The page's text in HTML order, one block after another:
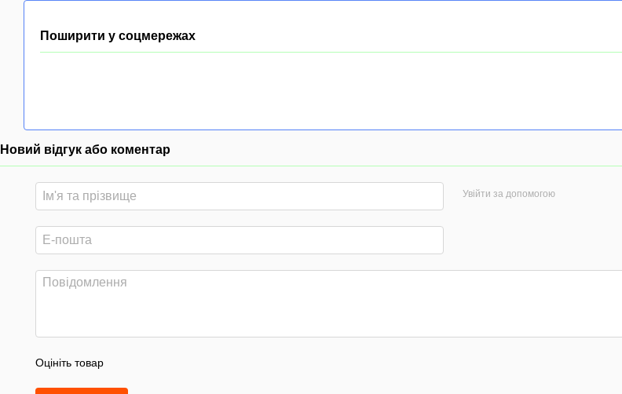
Поширити у соцмережах
Новий відгук або коментар
Увійти за допомогою
Оцініть товар